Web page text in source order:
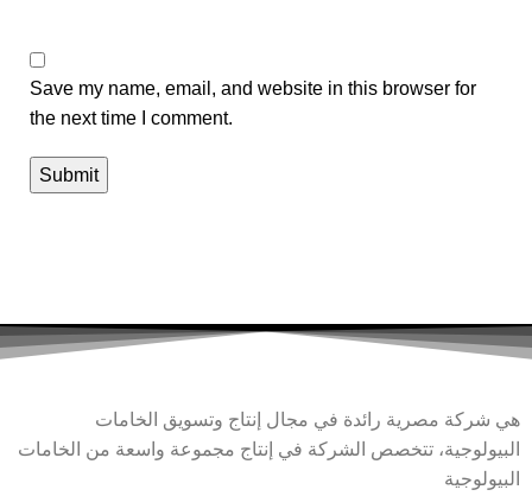
Save my name, email, and website in this browser for
the next time I comment.
هي شركة مصرية رائدة في مجال إنتاج وتسويق الخامات
البيولوجية، تتخصص الشركة في إنتاج مجموعة واسعة من الخامات
البيولوجية